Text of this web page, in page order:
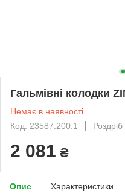
Гальмівні колодки
Немає в наявності
Код: 23587.200.1
Роздріб
2 081 ₴
Опис Характеристики